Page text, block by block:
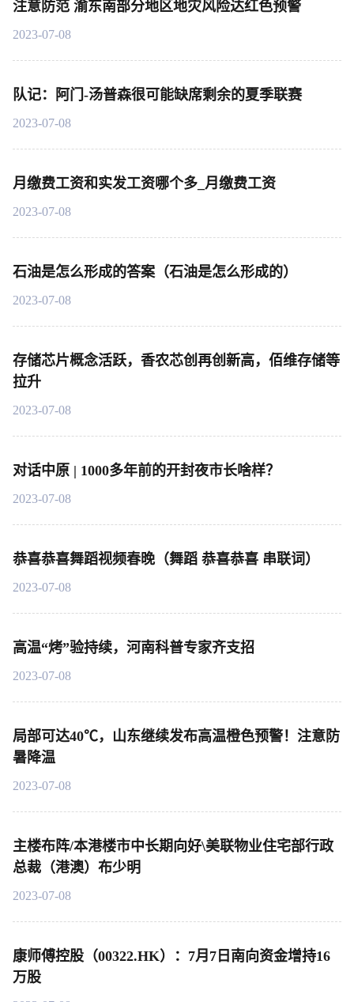
注意防范 渝东南部分地区地灾风险达红色预警
2023-07-08
队记：阿门-汤普森很可能缺席剩余的夏季联赛
2023-07-08
月缴费工资和实发工资哪个多_月缴费工资
2023-07-08
石油是怎么形成的答案（石油是怎么形成的）
2023-07-08
存储芯片概念活跃，香农芯创再创新高，佰维存储等
拉升
2023-07-08
对话中原 | 1000多年前的开封夜市长啥样？
2023-07-08
恭喜恭喜舞蹈视频春晚（舞蹈 恭喜恭喜 串联词）
2023-07-08
高温“烤”验持续，河南科普专家齐支招
2023-07-08
局部可达40℃，山东继续发布高温橙色预警！注意防
暑降温
2023-07-08
主楼布阵/本港楼市中长期向好\美联物业住宅部行政
总裁（港澳）布少明
2023-07-08
康师傅控股（00322.HK）：7月7日南向资金增持16
万股